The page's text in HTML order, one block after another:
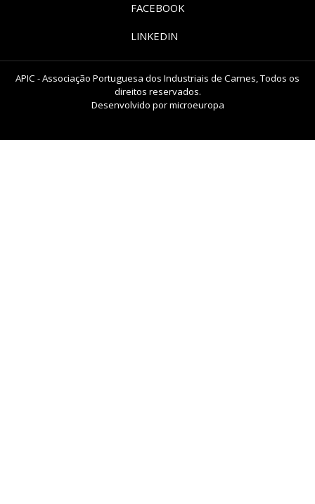
FACEBOOK
LINKEDIN
APIC - Associação Portuguesa dos Industriais de Carnes, Todos os
direitos reservados.
Desenvolvido pormicroeuropa